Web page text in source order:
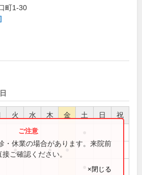
町1-30
火 水 木 金 土 日 祝
● ● ●
・休業の場合があります。来院前
ご確認ください。
×閉じる